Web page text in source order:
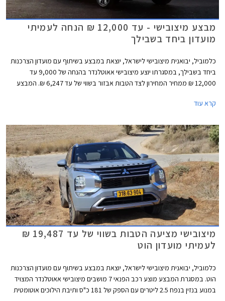
מבצע מיצובישי - עד 12,000 ₪ הנחה לעמיתי
מועדון ביחד בשבילך
כלמוביל, יבואנית מיצובישי לישראל, יוצאת במבצע בשיתוף עם מועדון הצרכנות
ביחד בשבילך, במסגרתו יוצע מיצובישי אאוטלנדר בהנחה של 9,000 עד
12,000 ₪ ממחיר המחירון לצד הטבות אבזור בשווי של עד 6,247 ₪. המבצע
קרא עוד
מיצובישי מציעה הטבות בשווי של עד 19,487 ₪
לעמיתי מועדון הוט
כלמוביל, יבואנית מיצובישי לישראל, יוצאת במבצע בשיתוף עם מועדון הצרכנות
הוט. במסגרת המבצע מוצע רכב הפנאי 7 מושבים מיצובישי אאוטלנדר המצויד
במנוע בנזין בנפח 2.5 ליטרים עם הספק של 181 כ"ס ותיבת הילוכים אוטומטית